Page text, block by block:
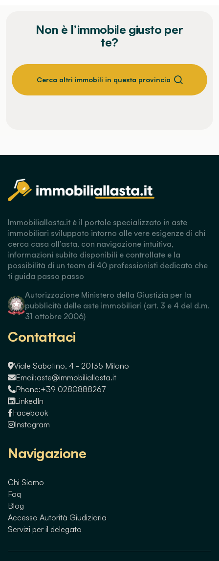
Non è l’immobile giusto per
te?
Cerca altri immobili in questa provincia
Immobiliallasta.it è il portale specializzato in aste
immobiliari sviluppato intorno alle vere esigenze di chi
cerca casa all’asta, con navigazione intuitiva,
informazioni subito disponibili e controllate e la
possibilità di un team di 40 professionisti dedicato che
ti guida passo passo
Autorizzazione Ministero della Giustizia per la
pubblicità delle aste immobiliari (art. 3 e 4 del d.m.
31 ottobre 2006)
Contattaci
Viale Sabotino, 4 - 20135 Milano
Email:aste@immobiliallasta.it
Phone:+39 0280888267
LinkedIn
Facebook
Instagram
Navigazione
Chi Siamo
Faq
Blog
Accesso Autorità Giudiziaria
Servizi per il delegato